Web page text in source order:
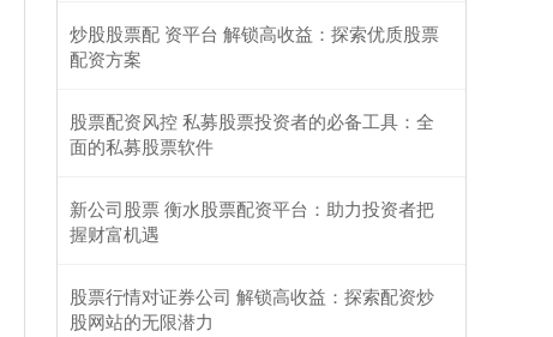
炒股股票配 资平台 解锁高收益：探索优质股票
配资方案
股票配资风控 私募股票投资者的必备工具：全
面的私募股票软件
新公司股票 衡水股票配资平台：助力投资者把
握财富机遇
股票行情对证券公司 解锁高收益：探索配资炒
股网站的无限潜力